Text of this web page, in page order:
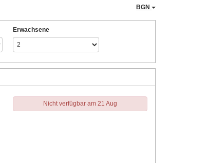
BGN
Erwachsene
Nicht verfügbar am 21 Aug